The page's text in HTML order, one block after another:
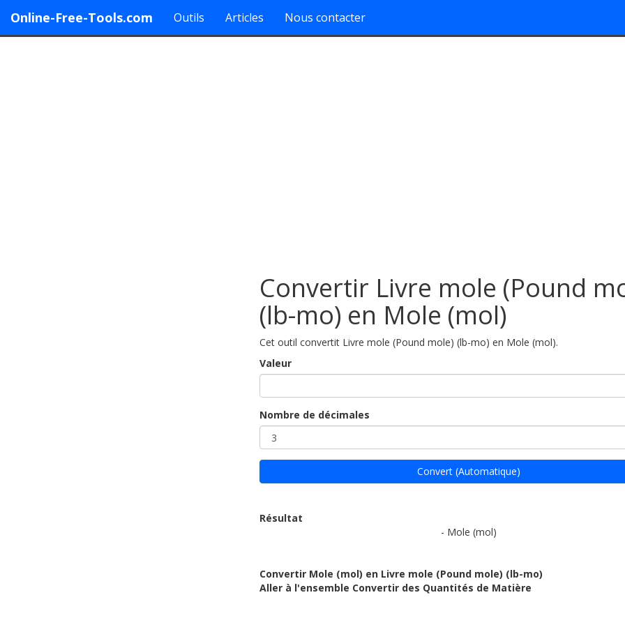
Online-Free-Tools.com Outils Articles Nous contacter
Convertir Livre mole (Pound
(lb-mo) en Mole (mol)
Cet outil convertit Livre mole (Pound mole) (lb-mo) en Mole (mol).
Valeur
Nombre de décimales
Convert (Automatique)
Résultat
- Mole (mol)
Convertir Mole (mol) en Livre mole (Pound mole) (lb-mo)
Aller à l'ensemble Convertir des Quantités de Matière